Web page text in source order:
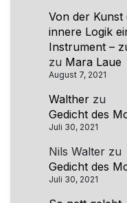
Von der Kunst
innere Logik
Instrument –
zu Mara Laue
August 7, 2021
Walther zu
Gedicht des
Juli 30, 2021
Nils Walter zu
Gedicht des
Juli 30, 2021